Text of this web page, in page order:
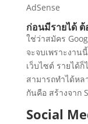
AdSense
ก่อนมีรายได้
ใช่ว่าสมัคร
จะจบเพราะงาน
เว็บไซต์ รายได้ก็
สามารถทำได้ห
กันคือ สร้างจาก
Social